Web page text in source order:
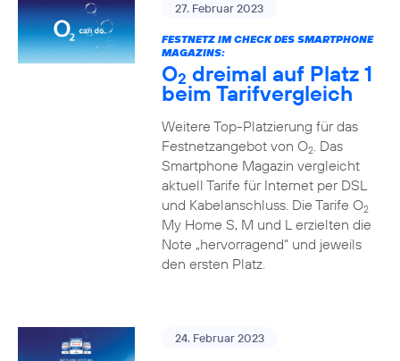
27. Februar 2023
FESTNETZ IM CHECK DES SMARTPHONE
MAGAZINS:
O2 dreimal auf Platz 1
beim Tarifvergleich
Weitere Top-Platzierung für das
Festnetzangebot von O2. Das
Smartphone Magazin vergleicht
aktuell Tarife für Internet per DSL
und Kabelanschluss. Die Tarife O2
My Home S, M und L erzielten die
Note „hervorragend“ und jeweils
den ersten Platz.
24. Februar 2023